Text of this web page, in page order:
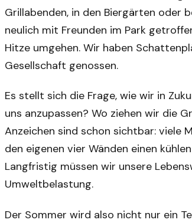
Grillabenden, in den Biergärten oder
neulich mit Freunden im Park
Hitze umgehen. Wir haben
Gesellschaft genossen.
Es stellt sich die Frage, wie wir in
uns anzupassen? Wo ziehen wir die
Anzeichen sind schon sichtbar: viele
den eigenen vier Wänden einen
Langfristig müssen wir unsere
Umweltbelastung.
Der Sommer wird also nicht nur ein